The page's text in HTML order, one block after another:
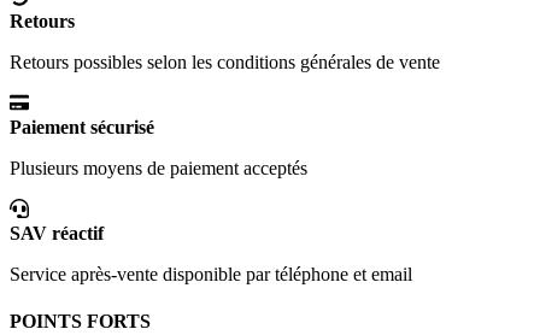
Retours
Retours possibles selon les conditions générales de vente
Paiement sécurisé
Plusieurs moyens de paiement acceptés
SAV réactif
Service après-vente disponible par téléphone et email
POINTS FORTS